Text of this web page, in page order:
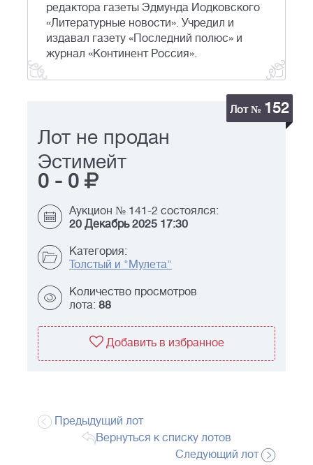
редактора газеты Эдмунда Иодковского
«Литературные новости». Учредил и
издавал газету «Последний полюс» и
журнал «Континент Россия».
Лот № 152
Лот не продан
Эстимейт
0 - 0
Аукцион № 141-2 состоялся:
20 Декабрь 2025 17:30
Категория:
Толстый и "Мулета"
Количество просмотров
лота: 88
Добавить в избранное
Предыдущий лот
Вернуться к списку лотов
Следующий лот